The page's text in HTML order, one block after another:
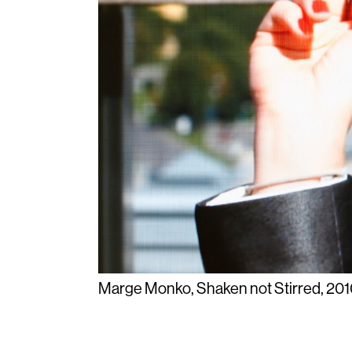
Marge Monko, Shaken not Stirred,